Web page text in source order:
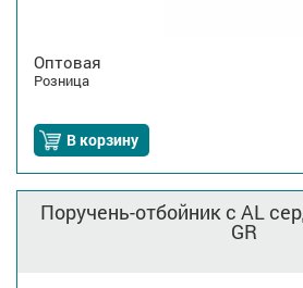
Оптовая
Розница
В корзину
Поручень-отбойник с AL
GR